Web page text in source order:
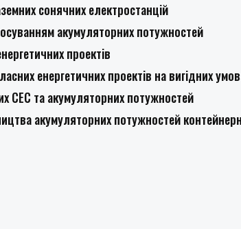
сонячних електростанцій
акумуляторних потужностей
проектів
енергетичних проектів на вигідних
СЕС та акумуляторних потужностей
акумуляторних потужностей